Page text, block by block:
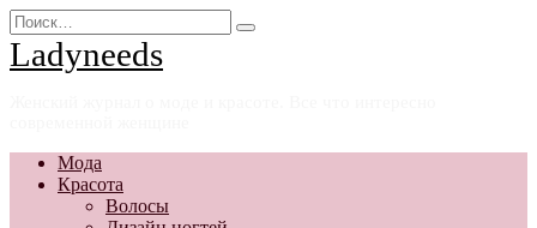
Перейти
к
содержанию
Search
for:
Ladyneeds
Мода
Красота
Волосы